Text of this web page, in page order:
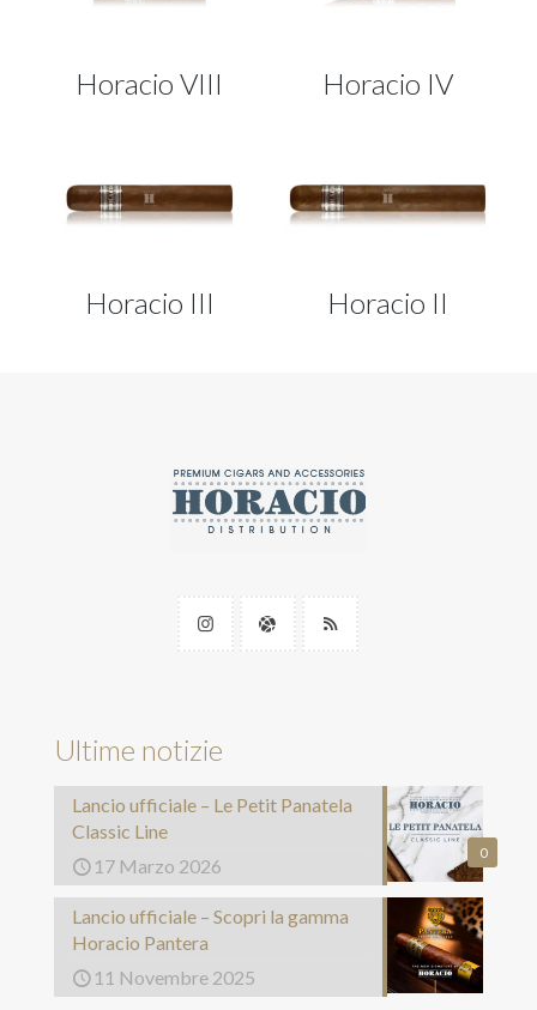
Horacio VIII Horacio IV
Horacio III Horacio II
Ultime notizie
0
Lancio ufficiale – Le Petit Panatela
Classic Line
17 Marzo 2026
Lancio ufficiale – Scopri la gamma
Horacio Pantera
11 Novembre 2025